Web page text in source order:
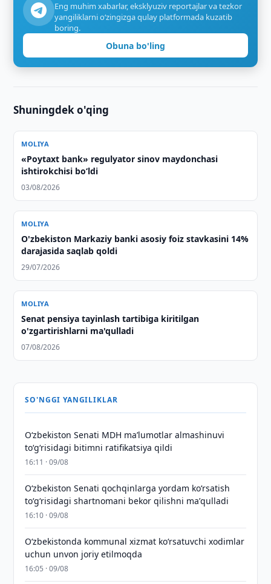
Eng muhim xabarlar, eksklyuziv reportajlar va tezkor
yangiliklarni o‘zingizga qulay platformada kuzatib
boring.
Obuna bo'ling
Shuningdek o'qing
MOLIYA
«Poytaxt bank» regulyator sinov maydonchasi
ishtirokchisi bo‘ldi
03/08/2026
MOLIYA
O'zbekiston Markaziy banki asosiy foiz stavkasini 14%
darajasida saqlab qoldi
29/07/2026
MOLIYA
Senat pensiya tayinlash tartibiga kiritilgan
o'zgartirishlarni ma'qulladi
07/08/2026
SO'NGGI YANGILIKLAR
Oʻzbekiston Senati MDH maʼlumotlar almashinuvi
toʻgʻrisidagi bitimni ratifikatsiya qildi
16:11 · 09/08
Oʻzbekiston Senati qochqinlarga yordam koʻrsatish
toʻgʻrisidagi shartnomani bekor qilishni maʼqulladi
16:10 · 09/08
Oʻzbekistonda kommunal xizmat koʻrsatuvchi xodimlar
uchun unvon joriy etilmoqda
16:05 · 09/08